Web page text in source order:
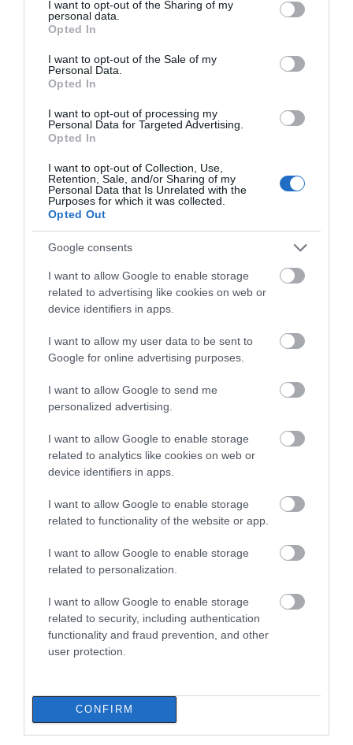
not limited to your visit or usage behaviour. You may click to
grant or deny consent to Google and its third-party tags to
use your data for below specified purposes in below Google
consent section.
I want to opt-out of the Sharing of my
personal data.
Opted In
I want to opt-out of the Sale of my
Personal Data.
Opted In
I want to opt-out of processing my
Personal Data for Targeted Advertising.
Opted In
I want to opt-out of Collection, Use,
Retention, Sale, and/or Sharing of my
Personal Data that Is Unrelated with the
Purposes for which it was collected.
Opted Out
Google consents
I want to allow Google to enable storage
related to advertising like cookies on web or
device identifiers in apps.
I want to allow my user data to be sent to
Google for online advertising purposes.
I want to allow Google to send me
personalized advertising.
I want to allow Google to enable storage
related to analytics like cookies on web or
device identifiers in apps.
I want to allow Google to enable storage
related to functionality of the website or app.
I want to allow Google to enable storage
related to personalization.
I want to allow Google to enable storage
related to security, including authentication
functionality and fraud prevention, and other
user protection.
CONFIRM
Νεότερα για τη Φωτιά στη Σκύρο:
Κινδύνευσε κτηνοτροφική μονάδα
06.08.2026 | 21:00
κατανάλωσης σύμφωνα με ειδικό
στο μικροβίωμα του εντέρου
06.08.2026 | 21:00
«Ανάσα» για τους αγρότες στην
Εύβοια: Ολοκληρώθηκε μεγάλο
06.08.2026 | 20:40
του Σωτήρος – Πως θα κάνετε το
τέλειο μαγείρεμα
06.08.2026 | 20:20
Θρήνος στην Εύβοια: Έφυγε από
τη ζωή ο 37χρονος που είχε
06.08.2026 | 20:20
Νέο σοβαρό τροχαίο στην Εύβοια:
Τούμπαρε αυτοκίνητο
06.08.2026 | 20:00
Έσπασαν πιάτα στο κεφάλι του
Αταμάν – Βίντεο από τη Σύμη
06.08.2026 | 19:40
Φωτιά στη Σκύρο: Συνεχίζει να
καίει στο Νησί, συγκλονιστική
μαρτυρία – Νέες εικόνες και
βίντεο
06.08.2026 | 19:40
Ξεκινάει τεράστιο έργο αξίας
2.425.000€ στην Εύβοια – Δείτε
πού
Έσπασαν πιάτα στο
κεφάλι του Αταμάν –
Χρυσόστομου μέσα στο
γήπεδο που συγκίνησε
(vid)
Ευρώπη: Οι αντίπαλοι
Παναθηναϊκού και
ΠΑΟΚ στα
Α. Ο. Χαλκίς: Σήμερα η
πρώτη επίσημη της
Ποιος είναι ο
απαράβατος κανόνας
Χαλκίδα: Νέο